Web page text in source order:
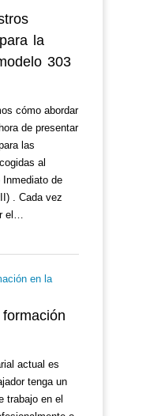
la
303
cómo abordar
de presentar
las
al
de
. Cada vez
el…
actual es
tenga un
trabajo en el